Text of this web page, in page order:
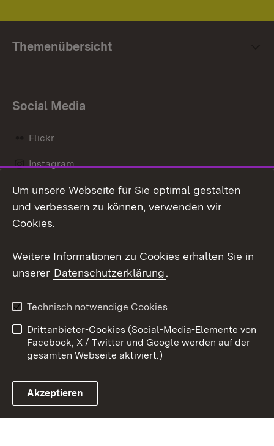
Themenübersicht
Social Media
Flickr
Instagram
Social Wall
Link zum Landesportal
Barrierefreiheit
Benutzungshinweise
Impressum
Cookies
Um unsere Webseite für Sie optimal gestalten
und verbessern zu können, verwenden wir
Cookies.
Weitere Informationen zu Cookies erhalten Sie in
unserer Datenschutzerklärung.
Technisch notwendige Cookies
Drittanbieter-Cookies (Social-Media-Elemente von
Facebook, X / Twitter und Google werden auf der
gesamten Webseite aktiviert.)
Akzeptieren